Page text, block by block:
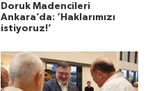
Doruk Madencileri
Ankara’da: ‘Haklarımızı
istiyoruz!’